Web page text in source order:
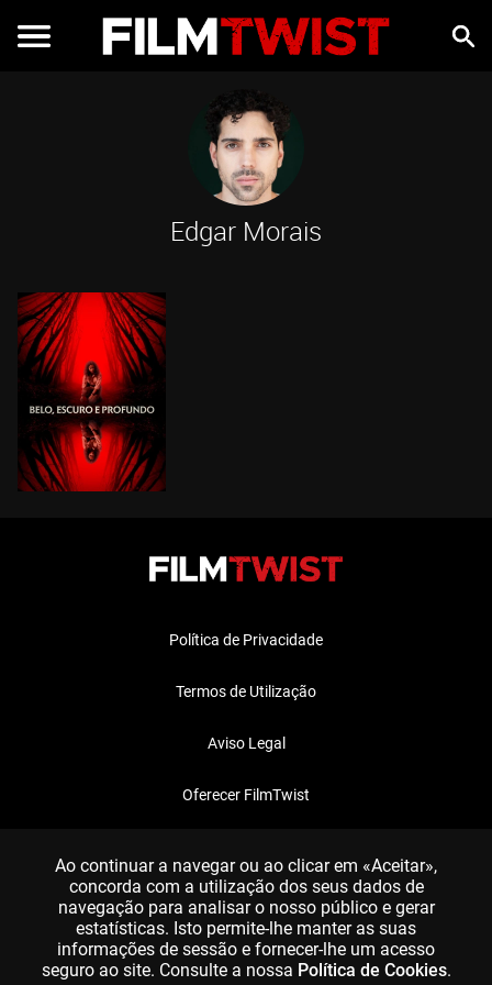
Edgar Morais
Política de Privacidade
Termos de Utilização
Aviso Legal
Oferecer FilmTwist
Ao continuar a navegar ou ao clicar em «Aceitar»,
concorda com a utilização dos seus dados de
navegação para analisar o nosso público e gerar
estatísticas. Isto permite-lhe manter as suas
informações de sessão e fornecer-lhe um acesso
seguro ao site. Consulte a nossa Política de Cookies.